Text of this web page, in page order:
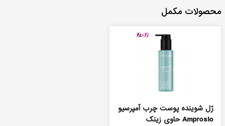
محصولات مکمل
ژل شوینده پوست چرب آمپرسیو
Amprosio حاوی زینک